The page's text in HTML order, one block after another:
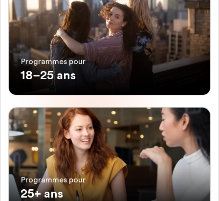
Programmes pour
18–25 ans
Programmes pour
25+ ans